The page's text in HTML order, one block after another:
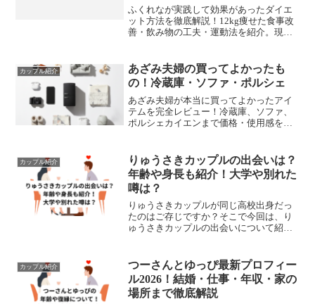
ふくれなが実践して効果があったダイエ
ット方法を徹底解説！12kg痩せた食事改
善・飲み物の工夫・運動法を紹介。現在
載です。
カップル紹介
あざみ夫婦の買ってよかったも
の！冷蔵庫・ソファ・ポルシェ
あざみ夫婦が本当に買ってよかったアイ
テムを完全レビュー！冷蔵庫、ソファ、
ポルシェカイエンまで価格・使用感を赤
カップル紹介
りゅうさきカップルの出会いは？
年齢や身長も紹介！大学や別れた
噂は？
りゅうさきカップルが同じ高校出身だっ
たのはご存じですか？そこで今回は、り
ゅうさきカップルの出会いについて紹介
噂の真相も解説します。
カップル紹介
つーさんとゆっぴ最新プロフィー
ル2026！結婚・仕事・年収・家の
場所まで徹底解説